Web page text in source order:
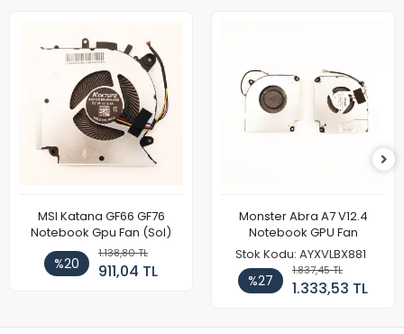
MSI Katana GF66 GF76
Notebook Gpu Fan (Sol)
%20
1.138,80 TL
911,04 TL
Monster Abra A7 V12.4
Notebook GPU Fan
Stok Kodu: AYXVLBX881
%27
1.837,45 TL
1.333,53 TL